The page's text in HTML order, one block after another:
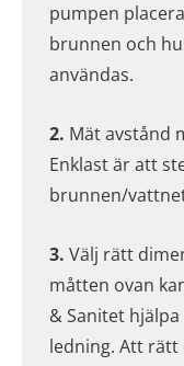
pumpen
brunnen och
användas.
2. Mät avstånd
Enklast är att
brunnen/
3. Välj rätt
måtten ovan
& Sanitet
ledning. Att rätt